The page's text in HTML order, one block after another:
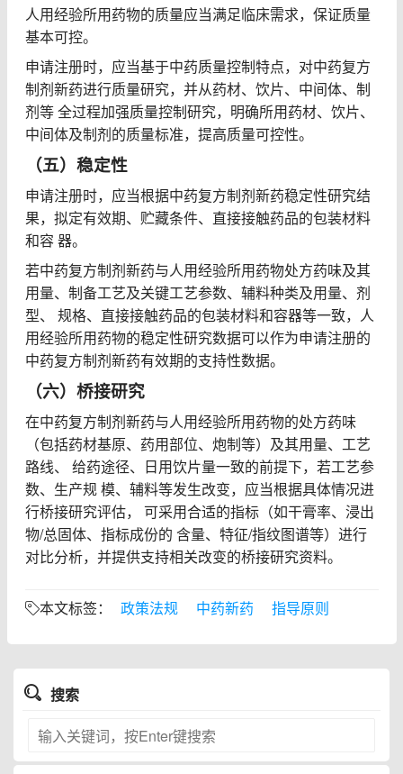
人用经验所用药物的质量应当满足临床需求，保证质量
基本可控。
申请注册时，应当基于中药质量控制特点，对中药复方
制剂新药进行质量研究，并从药材、饮片、中间体、制
剂等 全过程加强质量控制研究，明确所用药材、饮片、
中间体及制剂的质量标准，提高质量可控性。
（五）稳定性
申请注册时，应当根据中药复方制剂新药稳定性研究结
果，拟定有效期、贮藏条件、直接接触药品的包装材料
和容 器。
若中药复方制剂新药与人用经验所用药物处方药味及其
用量、制备工艺及关键工艺参数、辅料种类及用量、剂
型、 规格、直接接触药品的包装材料和容器等一致，人
用经验所用药物的稳定性研究数据可以作为申请注册的
中药复方制剂新药有效期的支持性数据。
（六）桥接研究
在中药复方制剂新药与人用经验所用药物的处方药味
（包括药材基原、药用部位、炮制等）及其用量、工艺
路线、 给药途径、日用饮片量一致的前提下，若工艺参
数、生产规 模、辅料等发生改变，应当根据具体情况进
行桥接研究评估， 可采用合适的指标（如干膏率、浸出
物/总固体、指标成份的 含量、特征/指纹图谱等）进行
对比分析，并提供支持相关改变的桥接研究资料。
本文标签： 政策法规 中药新药 指导原则
搜索